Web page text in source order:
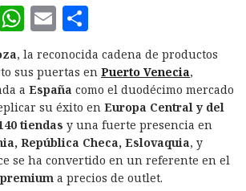
W
h
at
s
A
p
p
E
m
ai
l
o
m
p
a
rt
ir
, la reconocida cadena de productos
sus puertas en Puerto Venecia,
a España como el duodécimo mercado
su éxito en Europa Central y del
tiendas y una fuerte presencia en
República Checa, Eslovaquia, y
se ha convertido en un referente en el
a precios de outlet.